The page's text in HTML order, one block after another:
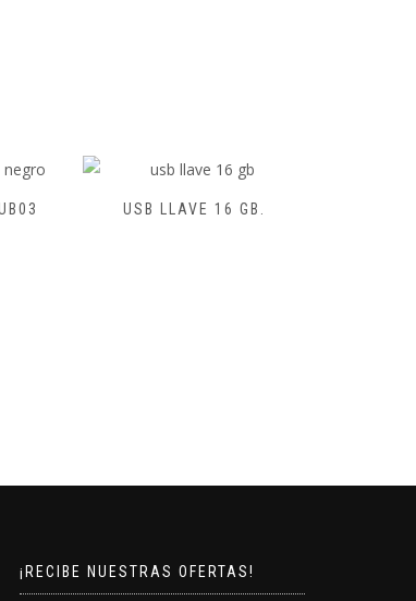
USB LLAVE 16 GB.
¡RECIBE NUESTRAS OFERTAS!